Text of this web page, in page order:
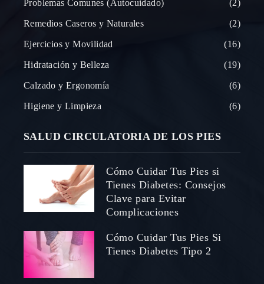
Problemas Comunes (Autocuidado) 2
Remedios Caseros y Naturales 2
Ejercicios y Movilidad 16
Hidratación y Belleza 19
Calzado y Ergonomía 6
Higiene y Limpieza 6
SALUD CIRCULATORIA DE LOS PIES
Cómo Cuidar Tus Pies si
Tienes Diabetes: Consejos
Clave para Evitar
Complicaciones
Cómo Cuidar Tus Pies Si
Tienes Diabetes Tipo 2